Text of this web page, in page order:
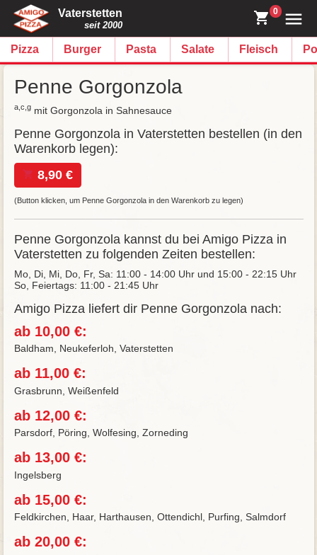
Vaterstetten
seit 2000
0
Pizza Burger Pasta Salate Fleisch
Penne Gorgonzola
a,c,gmit Gorgonzola in Sahnesauce
Penne Gorgonzola in Vaterstetten bestellen (in den
Warenkorb legen):
8,90 €
(Button klicken, um Penne Gorgonzola in den Warenkorb zu legen)
Penne Gorgonzola kannst du bei Amigo Pizza in
Vaterstetten zu folgenden Zeiten bestellen:
Mo, Di, Mi, Do, Fr, Sa: 11:00 - 14:00 Uhr und 15:00 - 22:15 Uhr
So, Feiertags: 11:00 - 21:45 Uhr
Amigo Pizza liefert dir Penne Gorgonzola nach:
ab 10,00 €:
Baldham, Neukeferloh, Vaterstetten
ab 11,00 €:
Grasbrunn, Weißenfeld
ab 12,00 €:
Parsdorf, Pöring, Wolfesing, Zorneding
ab 13,00 €:
Ingelsberg
ab 15,00 €:
Feldkirchen, Haar, Harthausen, Ottendichl, Purfing, Salmdorf
ab 20,00 €: